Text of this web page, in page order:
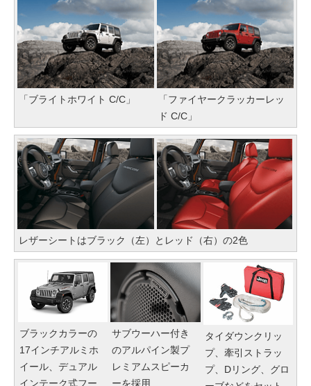
「ブライトホワイト C/C」
「ファイヤークラッカーレッ
ド C/C」
レザーシートはブラック（左）とレッド（右）の2色
ブラックカラーの
17インチアルミホ
イール、デュアル
インテーク式フー
サブウーハー付き
のアルパイン製プ
レミアムスピーカ
ーを採用
タイダウンクリッ
プ、牽引ストラッ
プ、Dリング、グロ